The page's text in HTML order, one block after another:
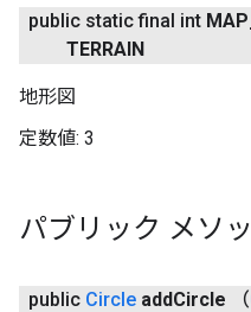
public static final int MAP
TERRAIN
地形図
定数値: 3
パブリック メソ
public Circle addCircle （